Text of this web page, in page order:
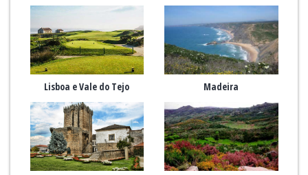
Lisboa e Vale do Tejo Madeira